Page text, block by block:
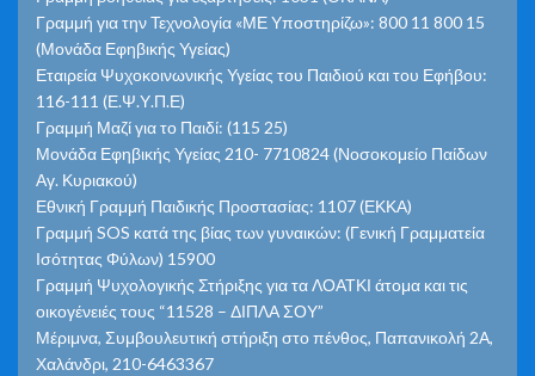
Γραμμή για την Τεχνολογία «ΜΕ Υποστηρίζω»: 800 11 800 15
(Μονάδα Εφηβικής Υγείας)
Εταιρεία Ψυχοκοινωνικής Υγείας του Παιδιού και του Εφήβου:
116-111 (Ε.Ψ.Υ.Π.Ε)
Γραμμή Μαζί για το Παιδί: (115 25)
Μονάδα Εφηβικής Υγείας 210- 7710824 (Νοσοκομείο Παίδων
Αγ. Κυριακού)
Εθνική Γραμμή Παιδικής Προστασίας: 1107 (ΕΚΚΑ)
Γραμμή SOS κατά της βίας των γυναικών: (Γενική Γραμματεία
Ισότητας Φύλων) 15900
Γραμμή Ψυχολογικής Στήριξης για τα ΛΟΑΤΚΙ άτομα και τις
οικογένειές τους “11528 – ΔΙΠΛΑ ΣΟΥ”
Μέριμνα, Συμβουλευτική στήριξη στο πένθος, Παπανικολή 2Α,
Χαλάνδρι, 210-6463367